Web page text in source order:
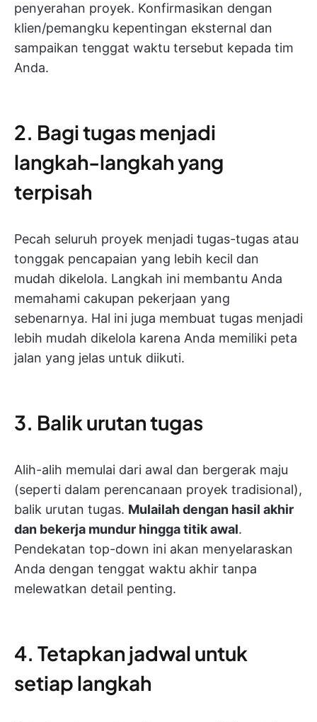
penyerahan proyek. Konfirmasikan dengan
klien/pemangku kepentingan eksternal dan
sampaikan tenggat waktu tersebut kepada tim
Anda.
2. Bagi tugas menjadi
langkah-langkah yang
terpisah
Pecah seluruh proyek menjadi tugas-tugas atau
tonggak pencapaian yang lebih kecil dan
mudah dikelola. Langkah ini membantu Anda
memahami cakupan pekerjaan yang
sebenarnya. Hal ini juga membuat tugas menjadi
lebih mudah dikelola karena Anda memiliki peta
jalan yang jelas untuk diikuti.
3. Balik urutan tugas
Alih-alih memulai dari awal dan bergerak maju
(seperti dalam perencanaan proyek tradisional),
balik urutan tugas. Mulailah dengan hasil akhir
dan bekerja mundur hingga titik awal.
Pendekatan top-down ini akan menyelaraskan
Anda dengan tenggat waktu akhir tanpa
melewatkan detail penting.
4. Tetapkan jadwal untuk
setiap langkah